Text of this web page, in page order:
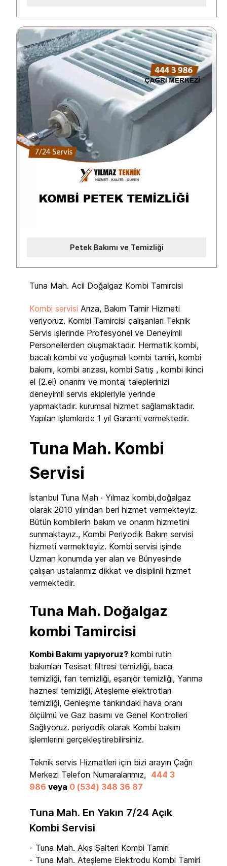
Petek Bakımı ve Temizliği
Tuna Mah. Acil Doğalgaz Kombi Tamircisi
Kombi servisi Arıza, Bakım Tamir Hizmeti
veriyoruz. Kombi Tamircisi çalışanları Teknik
Servis işlerinde Profesyonel ve Deneyimli
Personellerden oluşmaktadır. Hermatik kombi,
bacalı kombi ve yoğuşmalı kombi tamiri, kombi
bakımı, kombi arızası, kombi Satış , kombi ikinci
el (2.el) onarımı ve montaj taleplerinizi
deneyimli servis ekipleriyle yerinde
yapmaktadır. kurumsal hizmet sağlamaktadır.
Yapılan işlemlerde 1 yıl Garanti vermektedir.
Tuna Mah. Kombi
Servisi
İstanbul Tuna Mah · Yılmaz kombi,doğalgaz
olarak 2010 yılından beri hizmet vermekteyiz.
Bütün kombilerin bakım ve onarım hizmetini
sunmaktayız., Kombi Periyodik Bakım servisi
hizmeti vermekteyiz. Kombi servisi işinde
Uzman konumda yer alan ve Bünyesinde
çalışan ustalarımız dikkat ve disiplinli hizmet
vermektedir.
Tuna Mah. Doğalgaz
kombi Tamircisi
Kombi Bakımı yapıyoruz? kombi rutin
bakımları Tesisat filtresi temizliği, baca
temizliği, fan temizliği, eşanjör temizliği, Yanma
haznesi temizliği, Ateşleme elektrotları
temizliği, Genleşme tankındaki hava oranı
ölçülmü ve Gaz basımı ve Genel Kontrolleri
Sağlıyoruz. periyodik olarak Kombi bakım
işlemlerini gerçekleştirebilirsiniz.
Teknik servis Hizmetleri için bizi arayın Çağrı
Merkezi Telefon Numaralarımız, 444 3
986 veya 0 (534) 348 36 87
Tuna Mah. En Yakın 7/24 Açık
Kombi Servisi
- Tuna Mah. Akış Şalteri Kombi Tamiri
- Tuna Mah. Ateşleme Elektrodu Kombi Tamiri